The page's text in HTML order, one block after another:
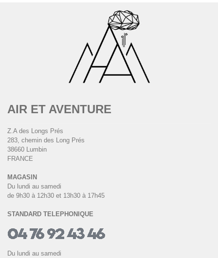
AIR ET AVENTURE
Z.A des Longs Prés
283, chemin des Long Prés
38660 Lumbin
FRANCE
MAGASIN
Du lundi au samedi
de 9h30 à 12h30 et 13h30 à 17h45
STANDARD TELEPHONIQUE
Du lundi au samedi